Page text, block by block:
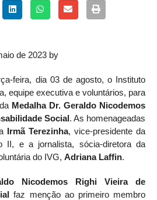
de 2023 by
feira, dia 03 de agosto, o Instituto
equipe executiva e voluntários, para
Medalha Dr. Geraldo Nicodemos
Social. As homenageadas
Irmã Terezinha, vice-presidente da
II, e a jornalista, sócia-diretora da
do IVG, Adriana Laffin.
Nicodemos Righi Vieira de
faz menção ao primeiro membro